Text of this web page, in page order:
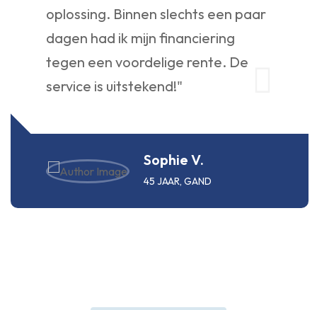
oplossing. Binnen slechts een paar
dagen had ik mijn financiering
tegen een voordelige rente. De
service is uitstekend!"
Sophie V.
45 JAAR, GAND